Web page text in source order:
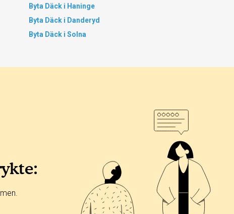
Byta Däck i Haninge
Byta Däck i Danderyd
Byta Däck i Solna